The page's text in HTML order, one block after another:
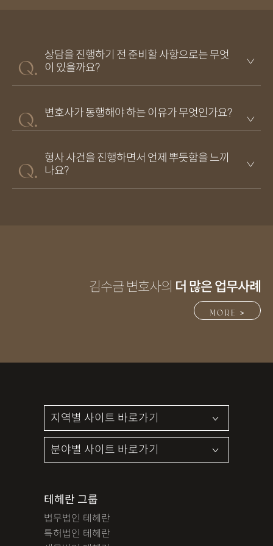
상담을 진행하기 전 준비할 사항으로는 무엇
이 있을까요?
변호사가 동행해야 하는 이유가 무엇인가요?
형사 사건을 진행하면서 언제 뿌듯함을 느끼
나요?
김수금 변호사의 더 많은 업무사례
MORE >
테헤란 그룹
법무법인 테헤란
특허법인 테헤란